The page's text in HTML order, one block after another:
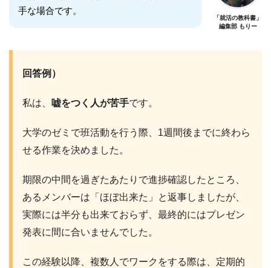
手な場合です。
「就活の教科書」
編集部 もりー
回答例）
私は、 嘘をつく人が苦手です。
大学のゼミで班活動を行う際、1週間後までに終わら
せる作業を決めました。
期限の中間を過ぎたあたりで進捗確認したところ、
あるメンバーは「ほぼ出来た」と返事しましたが、
実際には半分も出来ておらず、最終的にはプレゼン
発表に間に合いませんでした。
この経験以降、複数人でワークをする際は、定期的